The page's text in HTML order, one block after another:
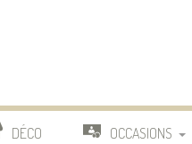
DÉCO OCCASIONS